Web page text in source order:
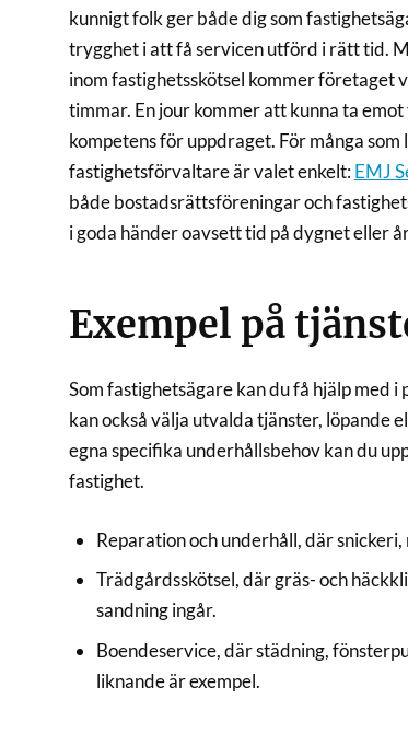
kunnigt folk ger både dig som
trygghet i att få servicen utförd i rätt tid.
inom fastighetsskötsel kommer företaget
timmar. En jour kommer att kunna ta
kompetens för uppdraget. För många
fastighetsförvaltare är valet enkelt:EMJ
både bostadsrättsföreningar och
i goda händer oavsett tid på dygnet eller
Exempel på
Som fastighetsägare kan du få hjälp med
kan också välja utvalda tjänster, löpande
egna specifika underhållsbehov kan du
fastighet.
Reparation och underhåll, där
Trädgårdsskötsel, där gräs- och
sandning ingår.
Boendeservice, där städning,
liknande är exempel.